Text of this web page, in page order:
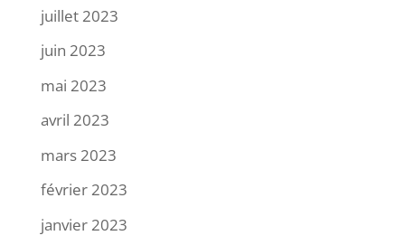
juillet 2023
juin 2023
mai 2023
avril 2023
mars 2023
février 2023
janvier 2023